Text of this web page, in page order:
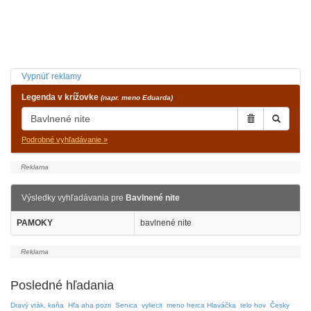
Vypnúť reklamy
Legenda v krížovke (napr. meno Eduarda)
Podrobné vyhľadávanie »
Výsledky vyhľadávania pre Bavlnené nite
PAMOKY bavlnené nite
Posledné hľadania
Dravý vták, kaňa Hľa aha pozri Senica vyliecit meno herca Hlaváčka telo hov Česky